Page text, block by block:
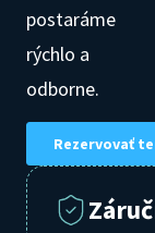
postaráme
rýchlo a
odborne.
Rezervovať